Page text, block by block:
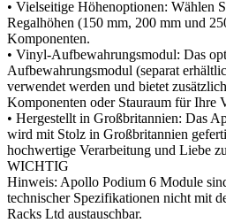
• Vielseitige Höhenoptionen: Wählen
Regalhöhen (150 mm, 200 mm und
Komponenten.
• Vinyl-Aufbewahrungsmodul: Das
Aufbewahrungsmodul (separat
verwendet werden und bietet
Komponenten oder Stauraum für Ihre
• Hergestellt in Großbritannien: Das
wird mit Stolz in Großbritannien
hochwertige Verarbeitung und Liebe
WICHTIG
Hinweis: Apollo Podium 6 Module
technischer Spezifikationen nicht mit
Racks Ltd austauschbar.